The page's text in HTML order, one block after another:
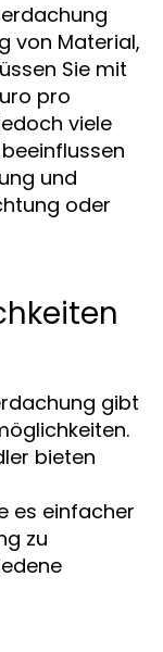
von Material,
Sie mit
pro
viele
und
oder
gibt
bieten
es einfacher
zu